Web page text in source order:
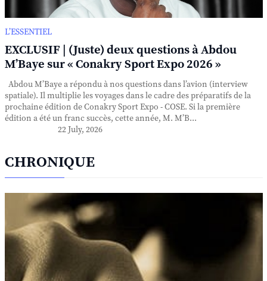
L’ESSENTIEL
EXCLUSIF | (Juste) deux questions à Abdou
M’Baye sur « Conakry Sport Expo 2026 »
Abdou M’Baye a répondu à nos questions dans l’avion (interview
spatiale). Il multiplie les voyages dans le cadre des préparatifs de la
prochaine édition de Conakry Sport Expo - COSE. Si la première
édition a été un franc succès, cette année, M. M’B...
22 July, 2026
CHRONIQUE